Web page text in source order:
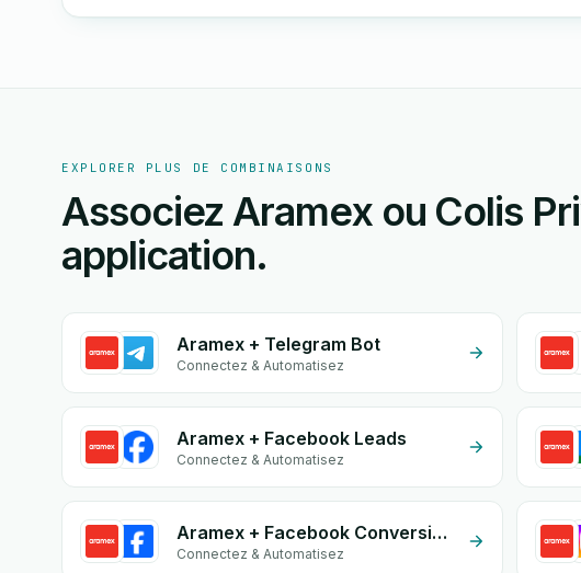
EXPLORER PLUS DE COMBINAISONS
Associez Aramex ou Colis
application.
Aramex + Telegram Bot
Connectez & Automatisez
Aramex + Facebook Leads
Connectez & Automatisez
Aramex + Facebook Conversion API (CAPI)
Connectez & Automatisez